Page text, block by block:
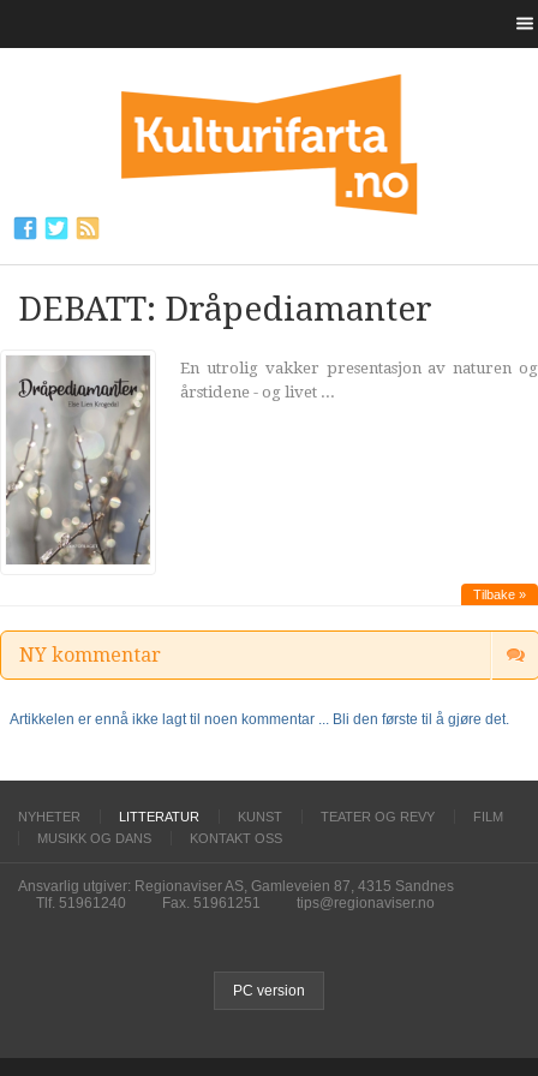
DEBATT: Dråpediamanter
En utrolig vakker presentasjon av naturen og
årstidene - og livet ...
Tilbake »
NY kommentar
Artikkelen er ennå ikke lagt til noen kommentar ... Bli den første til å gjøre det.
NYHETER LITTERATUR KUNST TEATER OG REVY
FILM
MUSIKK OG DANS
KONTAKT OSS
Ansvarlig utgiver: Regionaviser AS, Gamleveien 87, 4315 Sandnes
Tlf. 51961240
Fax. 51961251 tips@regionaviser.no
PC version